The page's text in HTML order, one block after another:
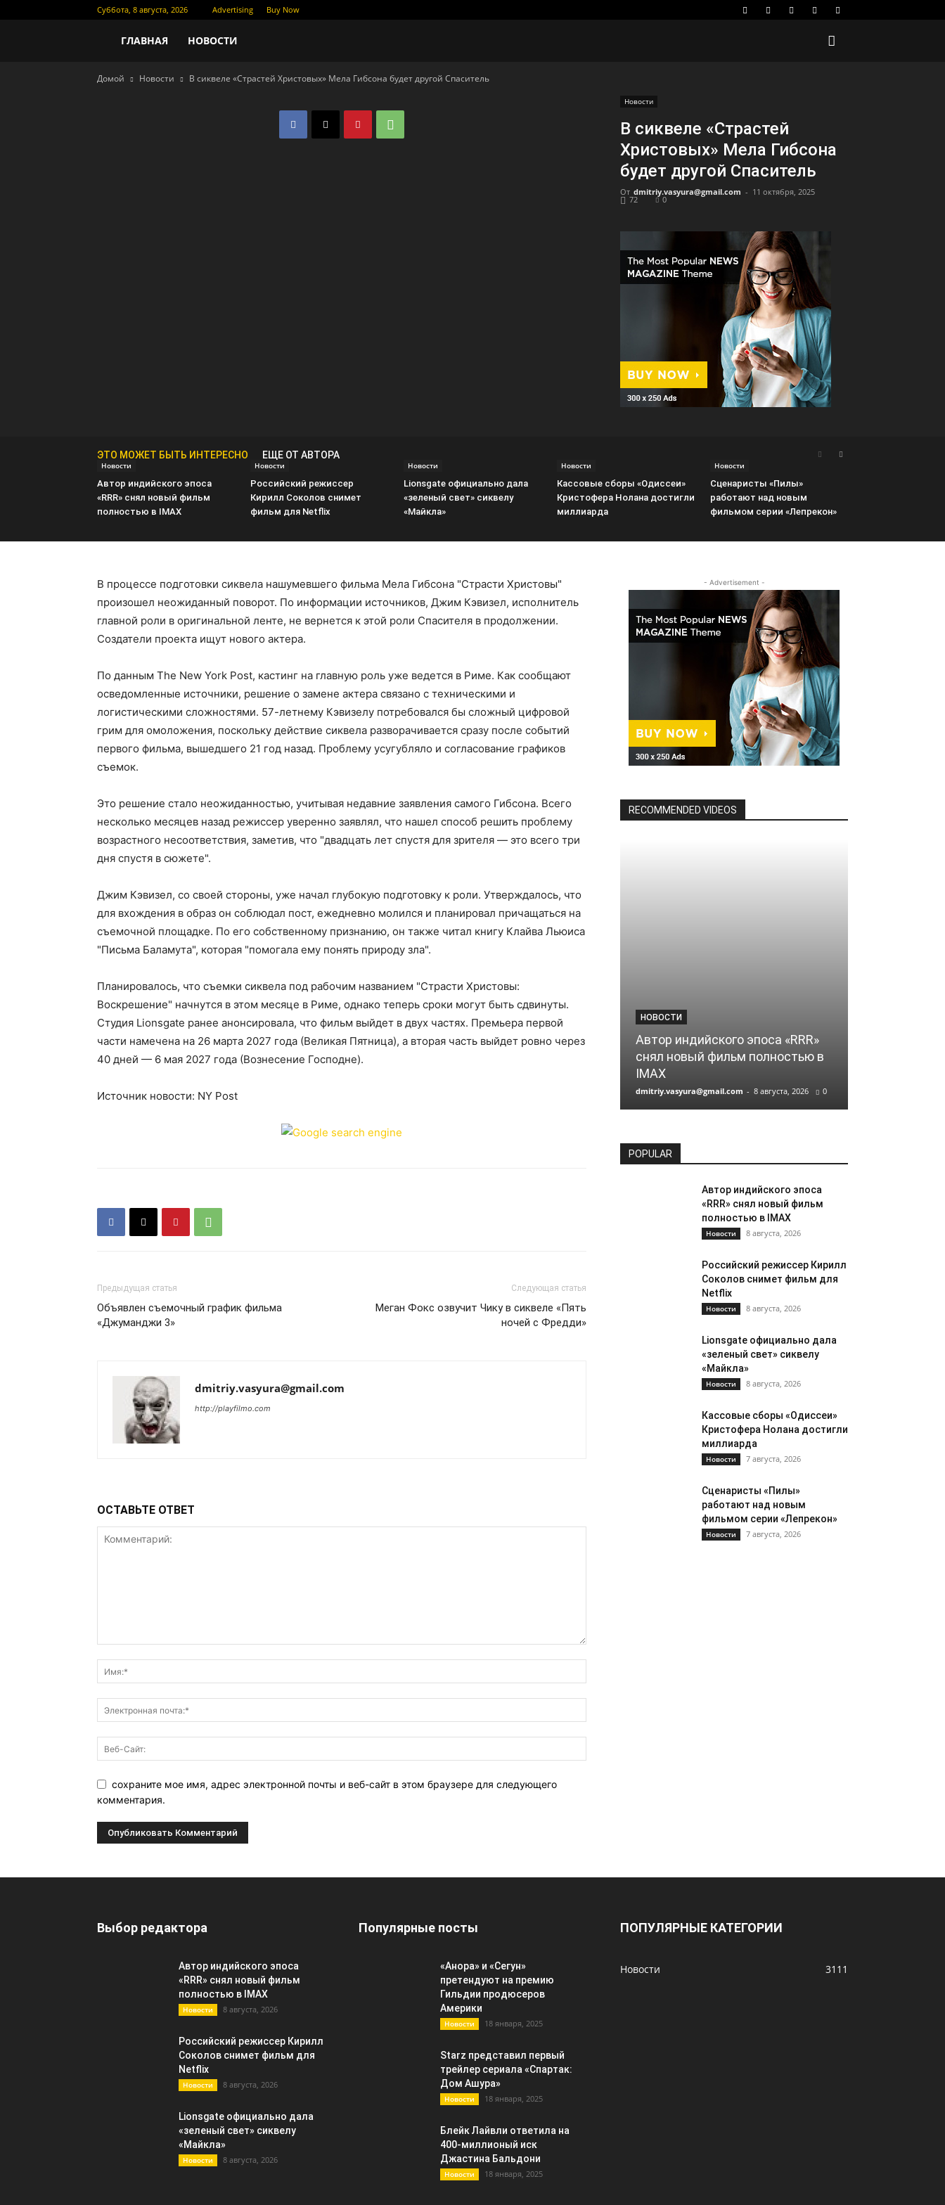
Суббота, 8 августа, 2026 Advertising Buy Now
Новости
кино
ГЛАВНАЯ НОВОСТИ
Домой Новости В сиквеле «Страстей Христовых» Мела Гибсона будет другой Спаситель
Новости
В сиквеле «Страстей
Христовых» Мела Гибсона
будет другой Спаситель
От dmitriy.vasyura@gmail.com - 11 октября, 2025
72 0
ЭТО МОЖЕТ БЫТЬ ИНТЕРЕСНО ЕЩЕ ОТ АВТОРА
Новости
Автор индийского эпоса
«RRR» снял новый фильм
полностью в IMAX
Новости
Российский режиссер
Кирилл Соколов снимет
фильм для Netflix
Новости
Lionsgate официально дала
«зеленый свет» сиквелу
«Майкла»
Новости
Кассовые сборы «Одиссеи»
Кристофера Нолана достигли
миллиарда
Новости
Сценаристы «Пилы»
работают над новым
фильмом серии «Лепрекон»
В процессе подготовки сиквела нашумевшего фильма Мела Гибсона "Страсти Христовы"
произошел неожиданный поворот. По информации источников, Джим Кэвизел, исполнитель
главной роли в оригинальной ленте, не вернется к этой роли Спасителя в продолжении.
Создатели проекта ищут нового актера.
По данным The New York Post, кастинг на главную роль уже ведется в Риме. Как сообщают
осведомленные источники, решение о замене актера связано с техническими и
логистическими сложностями. 57-летнему Кэвизелу потребовался бы сложный цифровой
грим для омоложения, поскольку действие сиквела разворачивается сразу после событий
первого фильма, вышедшего 21 год назад. Проблему усугубляло и согласование графиков
съемок.
Это решение стало неожиданностью, учитывая недавние заявления самого Гибсона. Всего
несколько месяцев назад режиссер уверенно заявлял, что нашел способ решить проблему
возрастного несоответствия, заметив, что "двадцать лет спустя для зрителя — это всего три
дня спустя в сюжете".
Джим Кэвизел, со своей стороны, уже начал глубокую подготовку к роли. Утверждалось, что
для вхождения в образ он соблюдал пост, ежедневно молился и планировал причащаться на
съемочной площадке. По его собственному признанию, он также читал книгу Клайва Льюиса
"Письма Баламута", которая "помогала ему понять природу зла".
Планировалось, что съемки сиквела под рабочим названием "Страсти Христовы:
Воскрешение" начнутся в этом месяце в Риме, однако теперь сроки могут быть сдвинуты.
Студия Lionsgate ранее анонсировала, что фильм выйдет в двух частях. Премьера первой
части намечена на 26 марта 2027 года (Великая Пятница), а вторая часть выйдет ровно через
40 дней — 6 мая 2027 года (Вознесение Господне).
Источник новости: NY Post
Предыдущая статья
Объявлен съемочный график фильма
«Джуманджи 3»
Следующая статья
Меган Фокс озвучит Чику в сиквеле «Пять
ночей с Фредди»
dmitriy.vasyura@gmail.com
http://playfilmo.com
ОСТАВЬТЕ ОТВЕТ
сохраните мое имя, адрес электронной почты и веб-сайт в этом браузере для следующего
комментария.
- Advertisement -
RECOMMENDED VIDEOS
НОВОСТИ
Автор индийского эпоса «RRR»
снял новый фильм полностью в
IMAX
dmitriy.vasyura@gmail.com - 8 августа, 2026 0
POPULAR
Автор индийского эпоса
«RRR» снял новый фильм
полностью в IMAX
Новости 8 августа, 2026
Российский режиссер Кирилл
Соколов снимет фильм для
Netflix
Новости 8 августа, 2026
Lionsgate официально дала
«зеленый свет» сиквелу
«Майкла»
Новости 8 августа, 2026
Кассовые сборы «Одиссеи»
Кристофера Нолана достигли
миллиарда
Новости 7 августа, 2026
Сценаристы «Пилы»
работают над новым
фильмом серии «Лепрекон»
Новости 7 августа, 2026
Выбор редактора
Автор индийского эпоса
«RRR» снял новый фильм
полностью в IMAX
Новости 8 августа, 2026
Российский режиссер Кирилл
Соколов снимет фильм для
Netflix
Новости 8 августа, 2026
Lionsgate официально дала
«зеленый свет» сиквелу
«Майкла»
Новости 8 августа, 2026
Популярные посты
«Анора» и «Сегун»
претендуют на премию
Гильдии продюсеров
Америки
Новости 18 января, 2025
Starz представил первый
трейлер сериала «Спартак:
Дом Ашура»
Новости 18 января, 2025
Блейк Лайвли ответила на
400-миллионый иск
Джастина Бальдони
Новости 18 января, 2025
ПОПУЛЯРНЫЕ КАТЕГОРИИ
Новости 3111